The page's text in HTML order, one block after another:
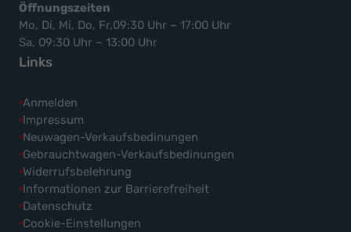
Öffnungszeiten
Mo, Di, Mi, Do, Fr,09:30 Uhr – 17:00 Uhr
Sa, 09:30 Uhr – 13:00 Uhr
Links
Anmelden
Impressum
Neuwagen-Verkaufsbedinungen
Gebrauchtwagen-Verkaufsbedinungen
Widerrufsbelehrung
Informationen zur Barrierefreiheit
Datenschutz
Cookie-Einstellungen